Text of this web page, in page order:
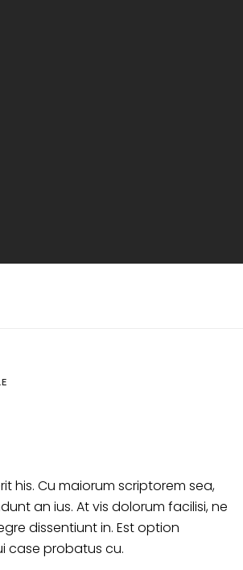
his. Cu maiorum scriptorem sea,
an ius. At vis dolorum facilisi, ne
dissentiunt in. Est option
case probatus cu.